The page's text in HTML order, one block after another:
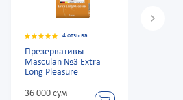
4 отзыва
Презервативы
Masculan №3 Extra
Long Pleasure
36 000 сум